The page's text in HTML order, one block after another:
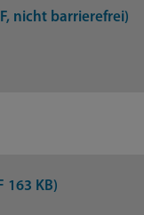
nicht barrierefrei)
163 KB)